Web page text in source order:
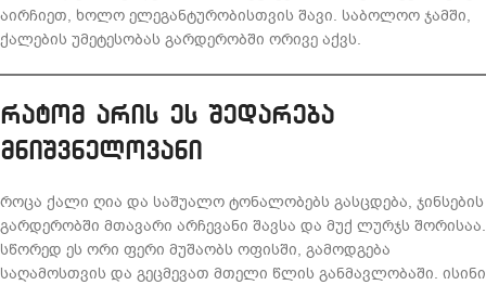
აირჩიეთ, ხოლო ელეგანტურობისთვის შავი. საბოლოო ჯამში,
ქალების უმეტესობას გარდერობში ორივე აქვს.
რატომ არის ეს შედარება
მნიშვნელოვანი
როცა ქალი ღია და საშუალო ტონალობებს გასცდება, ჯინსების
გარდერობში მთავარი არჩევანი შავსა და მუქ ლურჯს შორისაა.
სწორედ ეს ორი ფერი მუშაობს ოფისში, გამოდგება
საღამოსთვის და გეცმევათ მთელი წლის განმავლობაში. ისინი